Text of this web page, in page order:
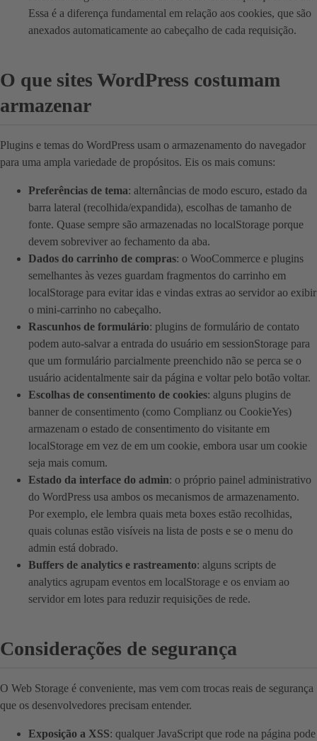
Essa é a diferença fundamental em relação aos cookies, que são
anexados automaticamente ao cabeçalho de cada requisição.
O que sites WordPress costumam
armazenar
Plugins e temas do WordPress usam o armazenamento do navegador
para uma ampla variedade de propósitos. Eis os mais comuns:
Preferências de tema: alternâncias de modo escuro, estado da
barra lateral (recolhida/expandida), escolhas de tamanho de
fonte. Quase sempre são armazenadas no localStorage porque
devem sobreviver ao fechamento da aba.
Dados do carrinho de compras: o WooCommerce e plugins
semelhantes às vezes guardam fragmentos do carrinho em
localStorage para evitar idas e vindas extras ao servidor ao exibir
o mini-carrinho no cabeçalho.
Rascunhos de formulário: plugins de formulário de contato
podem auto-salvar a entrada do usuário em sessionStorage para
que um formulário parcialmente preenchido não se perca se o
usuário acidentalmente sair da página e voltar pelo botão voltar.
Escolhas de consentimento de cookies: alguns plugins de
banner de consentimento (como Complianz ou CookieYes)
armazenam o estado de consentimento do visitante em
localStorage em vez de em um cookie, embora usar um cookie
seja mais comum.
Estado da interface do admin: o próprio painel administrativo
do WordPress usa ambos os mecanismos de armazenamento.
Por exemplo, ele lembra quais meta boxes estão recolhidas,
quais colunas estão visíveis na lista de posts e se o menu do
admin está dobrado.
Buffers de analytics e rastreamento: alguns scripts de
analytics agrupam eventos em localStorage e os enviam ao
servidor em lotes para reduzir requisições de rede.
Considerações de segurança
O Web Storage é conveniente, mas vem com trocas reais de segurança
que os desenvolvedores precisam entender.
Exposição a XSS: qualquer JavaScript que rode na página pode